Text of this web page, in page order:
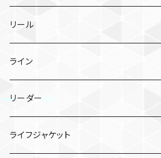
メタルジグ
TGトウキチロウ
TGライダー
タイラバ
TGビンビンスイッチ
TGビンビンスイッチ キャンディ
ポッパー
バイブレーション
リール
スピニングリール
ベイトリール
ライン
PEライン
シーガー PE X8
リーダー
シーガー グランドマックスFX
ライフジャケット